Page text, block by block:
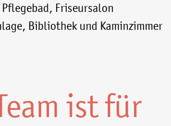
Friseursalon
Bibliothek und Kaminzimmer
ist für